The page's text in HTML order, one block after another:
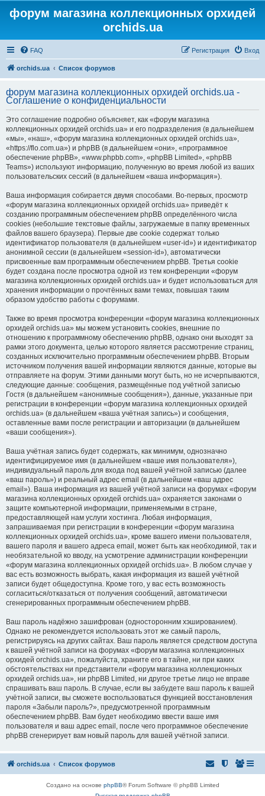
форум магазина коллекционных орхидей
orchids.ua
FAQ Вход
Регистрация
orchids.ua Список форумов
форум магазина коллекционных орхидей orchids.ua -
Соглашение о конфиденциальности
Это соглашение подробно объясняет, как «форум магазина
коллекционных орхидей orchids.ua» и его подразделения (в дальнейшем
«мы», «наш», «форум магазина коллекционных орхидей orchids.ua»,
«https://flo.com.ua») и phpBB (в дальнейшем «они», «программное
обеспечение phpBB», «www.phpbb.com», «phpBB Limited», «phpBB
Teams») используют информацию, полученную во время любой из ваших
пользовательских сессий (в дальнейшем «ваша информация»).
Ваша информация собирается двумя способами. Во-первых, просмотр
«форум магазина коллекционных орхидей orchids.ua» приведёт к
созданию программным обеспечением phpBB определённого числа
cookies (небольшие текстовые файлы, загружаемые в папку временных
файлов вашего браузера). Первые две cookie содержат только
идентификатор пользователя (в дальнейшем «user-id») и идентификатор
анонимной сессии (в дальнейшем «session-id»), автоматически
присвоенные вам программным обеспечением phpBB. Третья cookie
будет создана после просмотра одной из тем конференции «форум
магазина коллекционных орхидей orchids.ua» и будет использоваться для
хранения информации о прочтённых вами темах, повышая таким
образом удобство работы с форумами.
Также во время просмотра конференции «форум магазина коллекционных
орхидей orchids.ua» мы можем установить cookies, внешние по
отношению к программному обеспечению phpBB, однако они выходят за
рамки этого документа, целью которого является рассмотрение страниц,
созданных исключительно программным обеспечением phpBB. Вторым
источником получения вашей информации являются данные, которые вы
отправляете на форум. Этими данными могут быть, но не исчерпываются,
следующие данные: сообщения, размещённые под учётной записью
Гостя (в дальнейшем «анонимные сообщения»), данные, указанные при
регистрации в конференции «форум магазина коллекционных орхидей
orchids.ua» (в дальнейшем «ваша учётная запись») и сообщения,
оставленные вами после регистрации и авторизации (в дальнейшем
«ваши сообщения»).
Ваша учётная запись будет содержать, как минимум, однозначно
идентифицируемое имя (в дальнейшем «ваше имя пользователя»),
индивидуальный пароль для входа под вашей учётной записью (далее
«ваш пароль») и реальный адрес email (в дальнейшем «ваш адрес
email»). Ваша информация из вашей учётной записи на форумах «форум
магазина коллекционных орхидей orchids.ua» охраняется законами о
защите компьютерной информации, применяемыми в стране,
предоставляющей нам услуги хостинга. Любая информация,
запрашиваемая при регистрации в конференции «форум магазина
коллекционных орхидей orchids.ua», кроме вашего имени пользователя,
вашего пароля и вашего адреса email, может быть как необходимой, так и
необязательной ко вводу, на усмотрение администрации конференции
«форум магазина коллекционных орхидей orchids.ua». В любом случае у
вас есть возможность выбрать, какая информация из вашей учётной
записи будет общедоступна. Кроме того, у вас есть возможность
согласиться/отказаться от получения сообщений, автоматически
сгенерированных программным обеспечением phpBB.
Ваш пароль надёжно зашифрован (односторонним хэшированием).
Однако не рекомендуется использовать этот же самый пароль,
регистрируясь на других сайтах. Ваш пароль является средством доступа
к вашей учётной записи на форумах «форум магазина коллекционных
орхидей orchids.ua», пожалуйста, храните его в тайне, ни при каких
обстоятельствах ни представители «форум магазина коллекционных
орхидей orchids.ua», ни phpBB Limited, ни другое третье лицо не вправе
спрашивать ваш пароль. В случае, если вы забудете ваш пароль к вашей
учётной записи, вы сможете воспользоваться функцией восстановления
пароля «Забыли пароль?», предусмотренной программным
обеспечением phpBB. Вам будет необходимо ввести ваше имя
пользователя и ваш адрес email, после чего программное обеспечение
phpBB сгенерирует вам новый пароль для вашей учётной записи.
orchids.ua Список форумов
Создано на основе phpBB® Forum Software © phpBB Limited